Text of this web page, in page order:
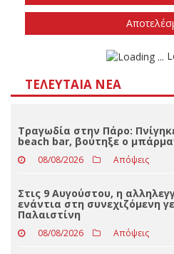
Την
Δεν
ΤΕΛΕΥΤΑΊΑ ΝΈΑ
Τραγωδία στην Πάρο:
beach bar, βούτηξε ο
08/08/2026